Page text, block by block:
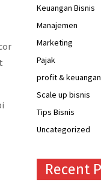
Keuangan Bisnis
Manajemen
Marketing
Pajak
profit &
Scale up bisnis
Tips Bisnis
Uncategorized
Recent